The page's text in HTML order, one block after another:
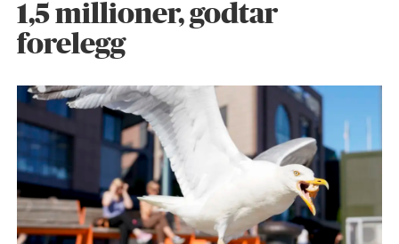
1,5 millioner, godtar
forelegg